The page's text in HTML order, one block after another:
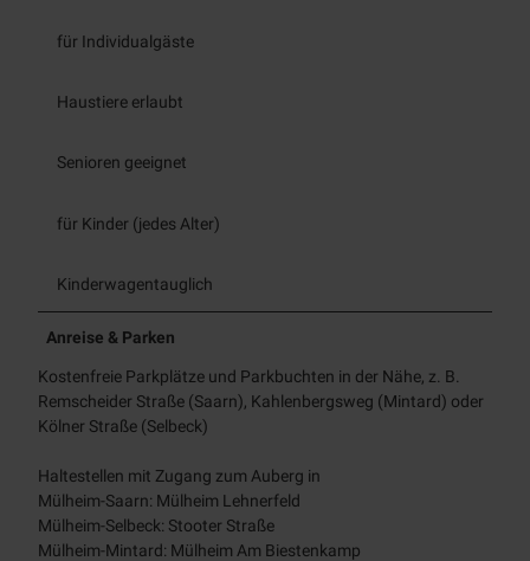
für Individualgäste
Haustiere erlaubt
Senioren geeignet
für Kinder (jedes Alter)
Kinderwagentauglich
Anreise & Parken
Kostenfreie Parkplätze und Parkbuchten in der Nähe, z. B.
Remscheider Straße (Saarn), Kahlenbergsweg (Mintard) oder
Kölner Straße (Selbeck)
Haltestellen mit Zugang zum Auberg in
Mülheim-Saarn: Mülheim Lehnerfeld
Mülheim-Selbeck: Stooter Straße
Mülheim-Mintard: Mülheim Am Biestenkamp